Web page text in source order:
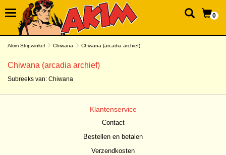
0
Akim Stripwinkel Chiwana Chiwana (arcadia archief)
Chiwana (arcadia archief)
Subreeks van: Chiwana
Klantenservice
Contact
Bestellen en betalen
Verzendkosten